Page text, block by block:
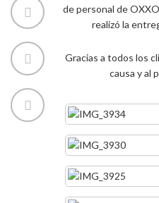
de personal de
realizó la
Gracias a todos los
causa y al